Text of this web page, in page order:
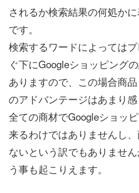
されるか検索結果の何処か
です。
検索するワードによっては
ぐ下にGoogleショッピング
ありますので、この場合商
のアドバンテージはあまり感
全ての商材でGoogleショッ
来るわけではありませんし
ないという訳でもありませ
う事も起こりえます。